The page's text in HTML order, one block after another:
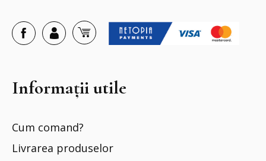
Informații utile
Cum comand?
Livrarea produselor